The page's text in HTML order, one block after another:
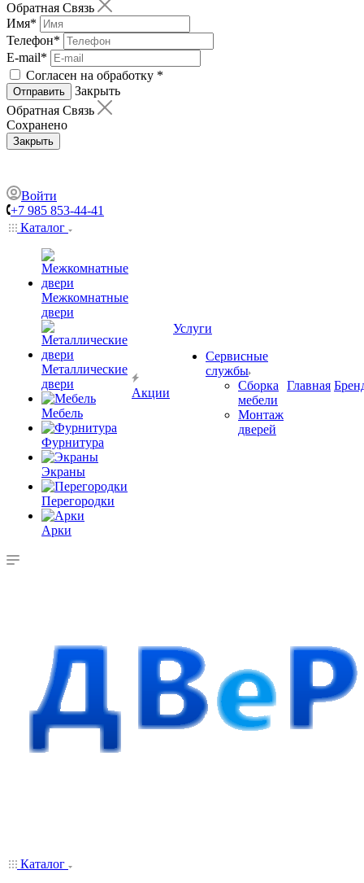
Обратная Связь
Имя*
Телефон*
E-mail*
Согласен на обработку *
Отправить
Закрыть
Обратная Связь
Сохранено
Закрыть
Войти
+7 985 853-44-41
Каталог
Межкомнатные
двери
Металлические
двери
Мебель
Фурнитура
Экраны
Перегородки
Арки
Акции
Услуги
Сервисные
службы
Сборка
мебели
Монтаж
дверей
Главная
Каталог